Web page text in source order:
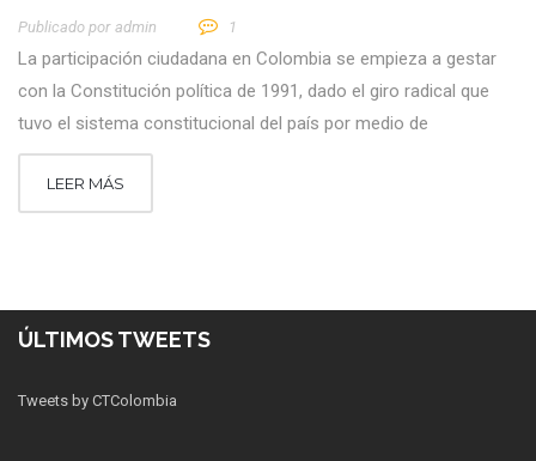
Publicado por Admin 1
La participación ciudadana en Colombia se empieza a gestar
con la Constitución política de 1991, dado el giro radical que
tuvo el sistema constitucional del país por medio de
LEER MÁS
ÚLTIMOS TWEETS
Tweets by CTColombia